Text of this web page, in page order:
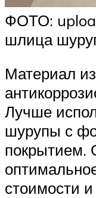
ФОТО:
шлица
Материал
Лучше
шурупы с
покрытием.
стоимости